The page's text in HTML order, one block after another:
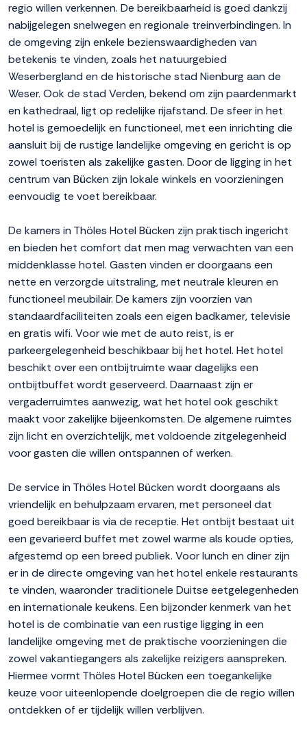
regio willen verkennen. De bereikbaarheid is goed dankzij
nabijgelegen snelwegen en regionale treinverbindingen. In
de omgeving zijn enkele bezienswaardigheden van
betekenis te vinden, zoals het natuurgebied
Weserbergland en de historische stad Nienburg aan de
Weser. Ook de stad Verden, bekend om zijn paardenmarkt
en kathedraal, ligt op redelijke rijafstand. De sfeer in het
hotel is gemoedelijk en functioneel, met een inrichting die
aansluit bij de rustige landelijke omgeving en gericht is op
zowel toeristen als zakelijke gasten. Door de ligging in het
centrum van Bücken zijn lokale winkels en voorzieningen
eenvoudig te voet bereikbaar.
De kamers in Thöles Hotel Bücken zijn praktisch ingericht
en bieden het comfort dat men mag verwachten van een
middenklasse hotel. Gasten vinden er doorgaans een
nette en verzorgde uitstraling, met neutrale kleuren en
functioneel meubilair. De kamers zijn voorzien van
standaardfaciliteiten zoals een eigen badkamer, televisie
en gratis wifi. Voor wie met de auto reist, is er
parkeergelegenheid beschikbaar bij het hotel. Het hotel
beschikt over een ontbijtruimte waar dagelijks een
ontbijtbuffet wordt geserveerd. Daarnaast zijn er
vergaderruimtes aanwezig, wat het hotel ook geschikt
maakt voor zakelijke bijeenkomsten. De algemene ruimtes
zijn licht en overzichtelijk, met voldoende zitgelegenheid
voor gasten die willen ontspannen of werken.
De service in Thöles Hotel Bücken wordt doorgaans als
vriendelijk en behulpzaam ervaren, met personeel dat
goed bereikbaar is via de receptie. Het ontbijt bestaat uit
een gevarieerd buffet met zowel warme als koude opties,
afgestemd op een breed publiek. Voor lunch en diner zijn
er in de directe omgeving van het hotel enkele restaurants
te vinden, waaronder traditionele Duitse eetgelegenheden
en internationale keukens. Een bijzonder kenmerk van het
hotel is de combinatie van een rustige ligging in een
landelijke omgeving met de praktische voorzieningen die
zowel vakantiegangers als zakelijke reizigers aanspreken.
Hiermee vormt Thöles Hotel Bücken een toegankelijke
keuze voor uiteenlopende doelgroepen die de regio willen
ontdekken of er tijdelijk willen verblijven.